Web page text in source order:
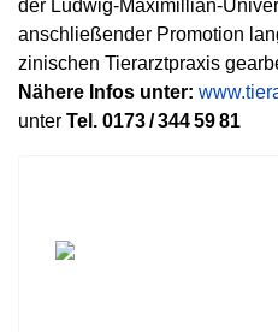
der Ludwig-Maximillian-
anschließender Promotion
zinischen Tierarztpraxis
Nähere Infos unter:
unter Tel. 0173 / 344 59 81